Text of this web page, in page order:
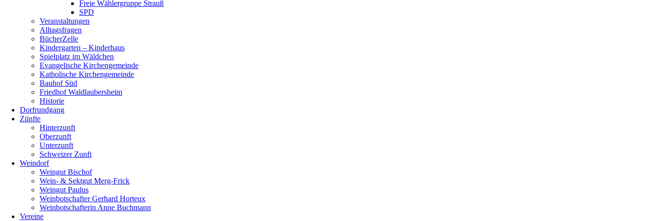
Freie Wählergruppe Strauß
SPD
Veranstaltungen
Alltagsfragen
BücherZelle
Kindergarten – Kinderhaus
Spielplatz im Wäldchen
Evangelische Kirchengemeinde
Katholische Kirchengemeinde
Bauhof Süd
Friedhof Waldlaubersheim
Historie
Dorfrundgang
Zünfte
Hinterzunft
Oberzunft
Unterzunft
Schweizer Zunft
Weindorf
Weingut Bischof
Wein- & Sektgut Merg-Frick
Weingut Paulus
Weinbotschafter Gerhard Horteux
Weinbotschafterin Anne Buchmann
Vereine